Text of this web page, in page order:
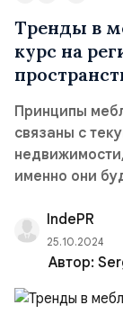
Тренды в
курс на
Принципы
связаны с
именно они
IndePR
25.10.2024
Автор: